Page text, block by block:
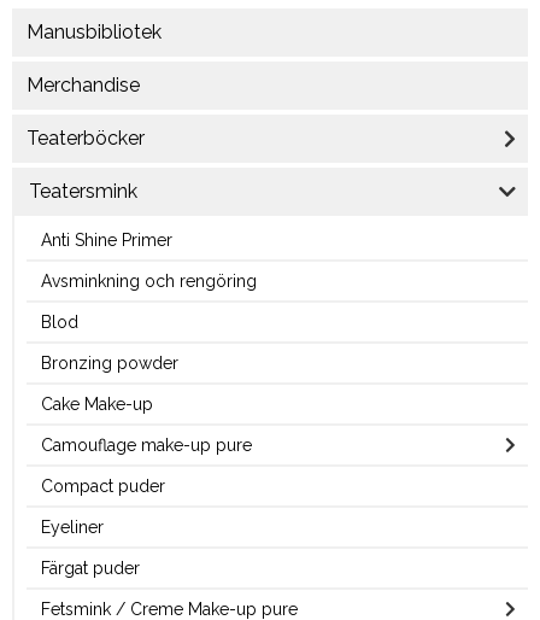
Manusbibliotek
Merchandise
Teaterböcker
Teatersmink
Anti Shine Primer
Avsminkning och rengöring
Blod
Bronzing powder
Cake Make-up
Camouflage make-up pure
Compact puder
Eyeliner
Färgat puder
Fetsmink / Creme Make-up pure